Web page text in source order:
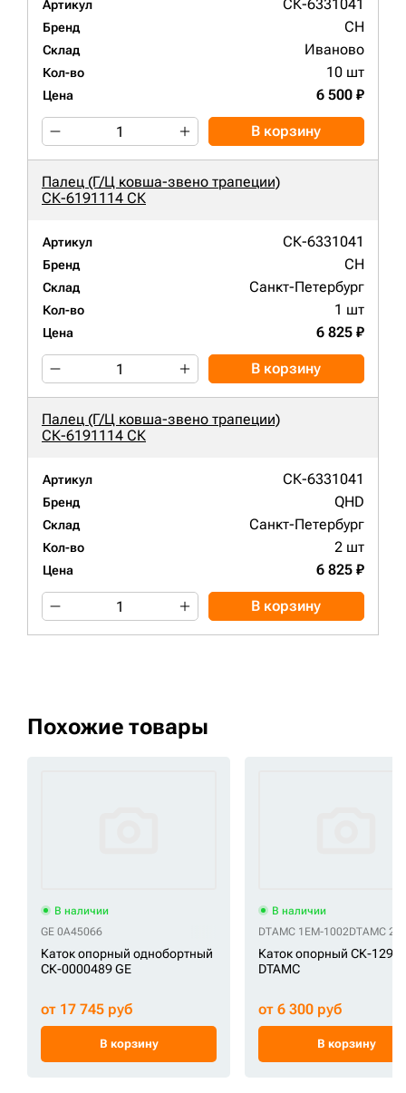
Артикул СК-6331041
Бренд CH
Склад Иваново
Кол-во 10 шт
Цена 6 500 ₽
В корзину
Палец (Г/Ц ковша-звено трапеции)
СК-6191114 СК
Артикул СК-6331041
Бренд CH
Склад Санкт-Петербург
Кол-во 1 шт
Цена 6 825 ₽
В корзину
Палец (Г/Ц ковша-звено трапеции)
СК-6191114 СК
Артикул СК-6331041
Бренд QHD
Склад Санкт-Петербург
Кол-во 2 шт
Цена 6 825 ₽
В корзину
Похожие товары
В наличии
GE 0A45066
Каток опорный однобортный
СК-0000489 GE
от 17 745 руб
В корзину
В наличии
DTAMC 1EM-1002DTAMC
Каток опорный СК-
DTAMC
от 6 300 руб
В корзину